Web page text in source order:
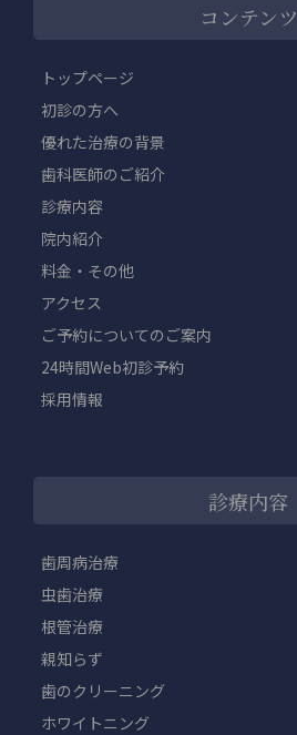
コンテンツ
トップページ
初診の方へ
優れた治療の背景
歯科医師のご紹介
診療内容
院内紹介
料金・その他
アクセス
ご予約についてのご案内
24時間Web初診予約
採用情報
診療内容
歯周病治療
虫歯治療
根管治療
親知らず
歯のクリーニング
ホワイトニング